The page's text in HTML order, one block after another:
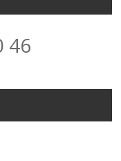
46